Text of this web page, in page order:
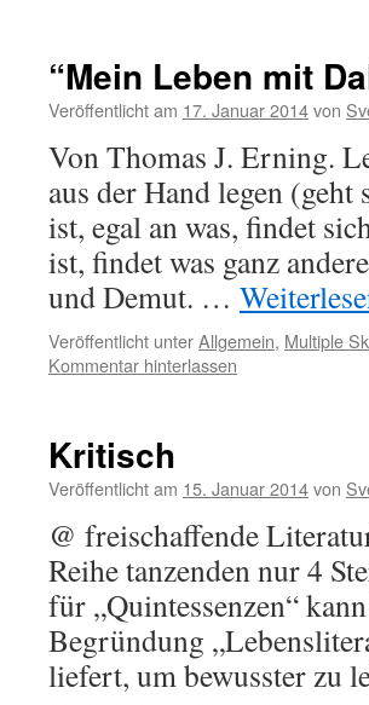
“Mein Leben mit
Veröffentlicht am 17. Januar 2014von
Von Thomas J. Erning.
aus der Hand legen
ist, egal an was, findet
ist, findet was ganz
und Demut. …
Veröffentlicht unterAllgemein, Multiple
Kommentar hinterlassen
Kritisch
Veröffentlicht am 15. Januar 2014von
@ freischaffende
Reihe tanzenden nur 4
für „Quintessenzen“
Begründung
liefert, um bewusster zu